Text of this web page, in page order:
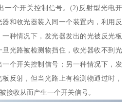
一个开关控制信号。(2)反射型光电开
和收光器装入同一个装置内，利用反
种情况下，发光器发出的光被反光板
光路被检测物挡住，收光器收不到光
个开关控制信号；另一种情况下，发
反射，但当光路上有检测物通过时，
接收从而产生一个开关信号。